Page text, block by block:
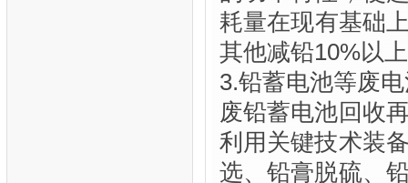
耗量在现有基础
其他减铅10%以
3.铅蓄电池等废
废铅蓄电池回收
利用关键技术装
选、铅膏脱硫、